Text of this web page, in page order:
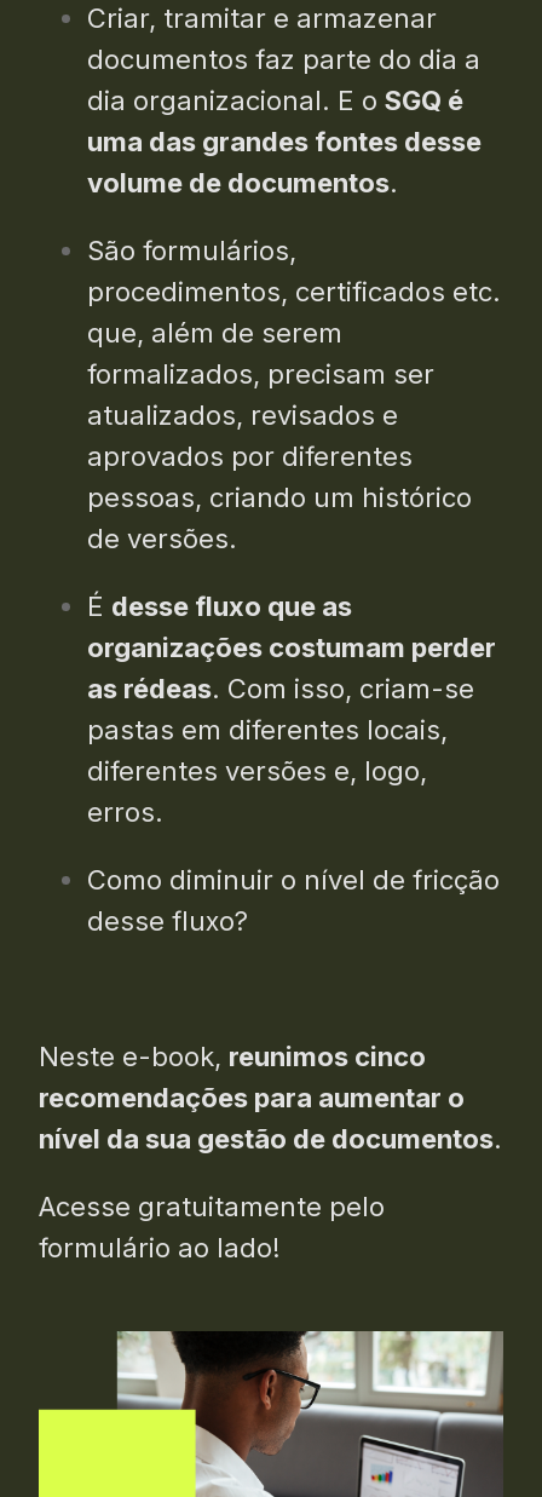
Criar, tramitar e armazenar
documentos faz parte do dia a
dia organizacional. E o SGQ é
uma das grandes fontes desse
volume de documentos.
São formulários,
procedimentos, certificados etc.
que, além de serem
formalizados, precisam ser
atualizados, revisados e
aprovados por diferentes
pessoas, criando um histórico
de versões.
É desse fluxo que as
organizações costumam perder
as rédeas. Com isso, criam-se
pastas em diferentes locais,
diferentes versões e, logo,
erros.
Como diminuir o nível de fricção
desse fluxo?
Neste e-book, reunimos cinco
recomendações para aumentar o
nível da sua gestão de documentos.
Acesse gratuitamente pelo
formulário ao lado!